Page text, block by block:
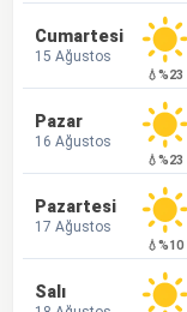
Cumartesi
15 Ağustos
💧%23
Pazar
16 Ağustos
💧%23
Pazartesi
17 Ağustos
💧%10
Salı